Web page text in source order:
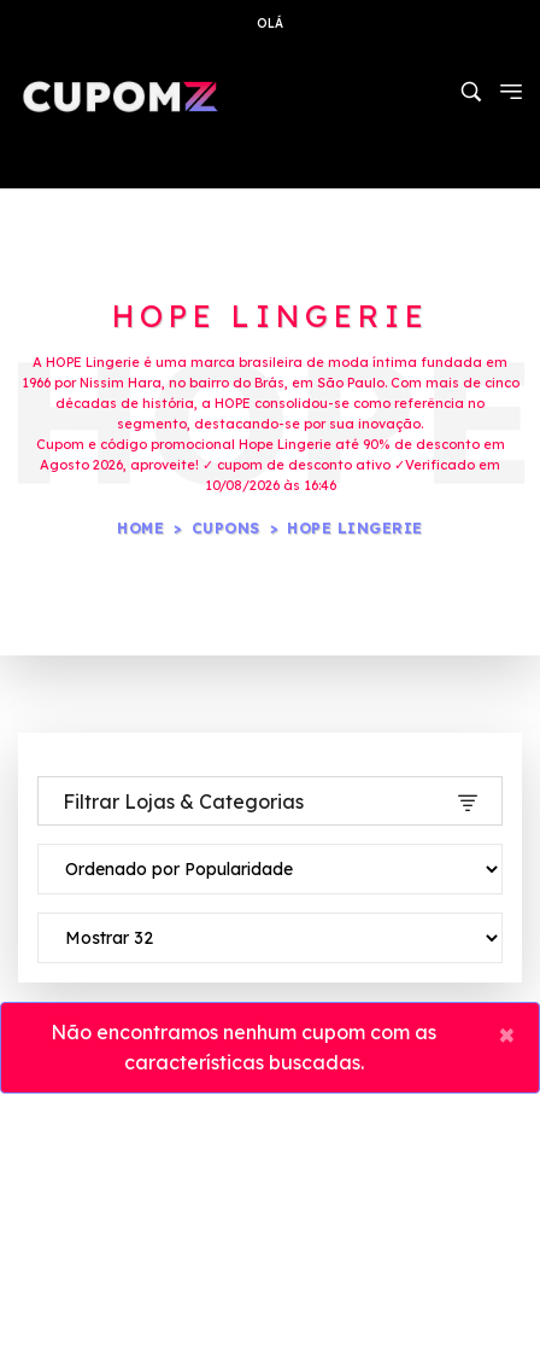
OLÁ
HOPE LINGERIE
A HOPE Lingerie é uma marca brasileira de moda íntima fundada em
1966 por Nissim Hara, no bairro do Brás, em São Paulo. Com mais de cinco
décadas de história, a HOPE consolidou-se como referência no
segmento, destacando-se por sua inovação.
Cupom e código promocional Hope Lingerie até 90% de desconto em
Agosto 2026, aproveite! ✓ cupom de desconto ativo ✓Verificado em
10/08/2026 às 16:46
HOME CUPONS HOPE LINGERIE
Filtrar Lojas & Categorias
Não encontramos nenhum cupom com as
características buscadas.
×